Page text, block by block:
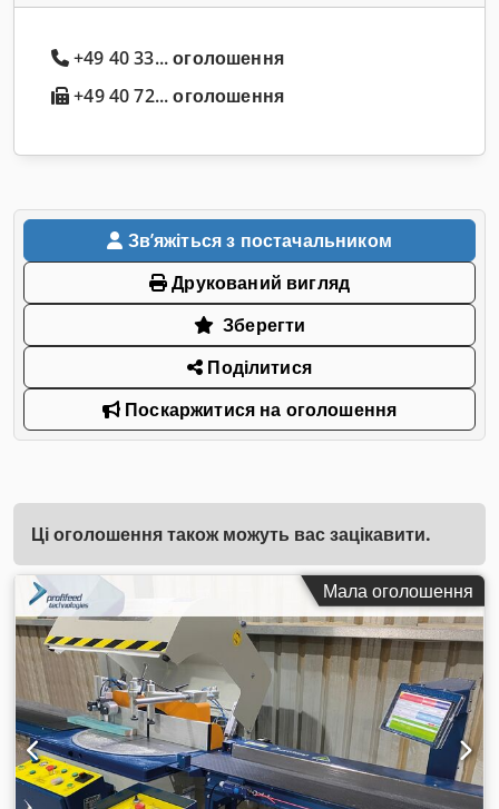
+49 40 33... оголошення
+49 40 72... оголошення
Звʼяжіться з постачальником
Друкований вигляд
Зберегти
Поділитися
Поскаржитися на оголошення
Ці оголошення також можуть вас зацікавити.
Мала оголошення